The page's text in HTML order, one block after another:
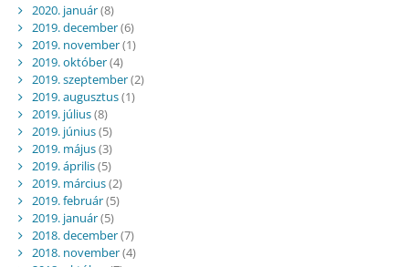
2020. január(8)
2019. december(6)
2019. november(1)
2019. október(4)
2019. szeptember(2)
2019. augusztus(1)
2019. július(8)
2019. június(5)
2019. május(3)
2019. április(5)
2019. március(2)
2019. február(5)
2019. január(5)
2018. december(7)
2018. november(4)